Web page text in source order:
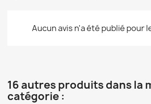
Aucun avis n'a été publié pour
16 autres produits dans la
catégorie :